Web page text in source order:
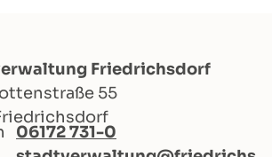
Friedrichsdorf
55
06172 731-0